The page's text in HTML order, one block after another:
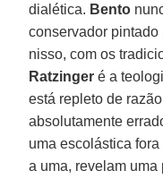
dialética. Bento
conservador
nisso, com os
Ratzinger é a
está repleto de
absolutamente
uma escolástica
a uma, revelam